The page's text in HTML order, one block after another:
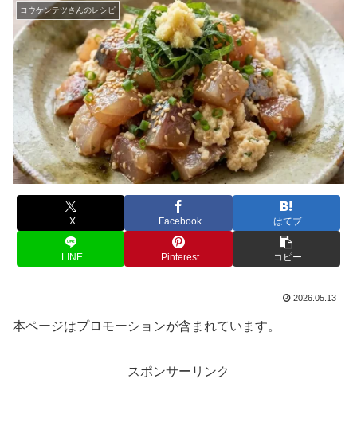
コウケンテツさんのレシピ
X Facebook はてブ
LINE Pinterest コピー
2026.05.13
本ページはプロモーションが含まれています。
スポンサーリンク